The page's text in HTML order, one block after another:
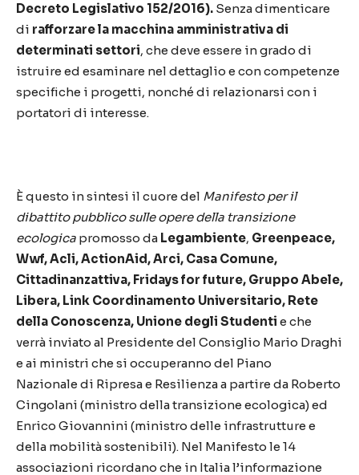
Decreto Legislativo 152/2016). Senza dimenticare
di rafforzare la macchina amministrativa di
determinati settori, che deve essere in grado di
istruire ed esaminare nel dettaglio e con competenze
specifiche i progetti, nonché di relazionarsi con i
portatori di interesse.
È questo in sintesi il cuore del Manifesto per il
dibattito pubblico sulle opere della transizione
ecologica promosso da Legambiente, Greenpeace,
Wwf, Acli, ActionAid, Arci, Casa Comune,
Cittadinanzattiva, Fridays for future, Gruppo Abele,
Libera, Link Coordinamento Universitario, Rete
della Conoscenza, Unione degli Studenti e che
verrà inviato al Presidente del Consiglio Mario Draghi
e ai ministri che si occuperanno del Piano
Nazionale di Ripresa e Resilienza a partire da Roberto
Cingolani (ministro della transizione ecologica) ed
Enrico Giovannini (ministro delle infrastrutture e
della mobilità sostenibili). Nel Manifesto le 14
associazioni ricordano che in Italia l’informazione